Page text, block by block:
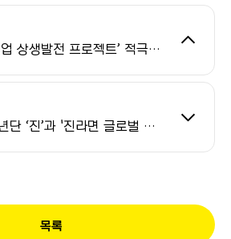
㈜오뚜기, ‘한국농업 상생발전 프로젝트’ 적극 추진...국산 농산물 사용 확대 앞장
㈜오뚜기, 방탄소년단 ‘진’과 '진라면 글로벌 캠페인’ 진행…글로벌 시장 박차
목록